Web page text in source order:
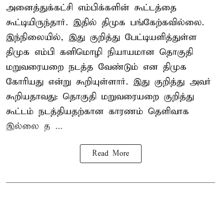
அனைத்துக்கட்சி எம்பிக்களின் கூட்டத்தை
கூட்டியிருந்தார். இதில் திமுக பங்கேற்கவில்லை.
இந்நிலையில், இது குறித்து பேட்டியளித்துள்ள
திமுக எம்பி கனிமொழி நியாயமான தொகுதி
மறுவரையறை நடத்த வேண்டும் என திமுக
கோரியது என்று கூறியுள்ளார். இது குறித்து அவர்
கூறியதாவது: தொகுதி மறுவரையறை குறித்து
கூட்டம் நடத்தியதற்கான காரணம் தெளிவாக
இல்லை த ...
Read More